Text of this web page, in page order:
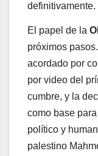
definitivamente.
El papel de la
próximos
acordado por
por video del
cumbre, y la
como base
político y
palestino